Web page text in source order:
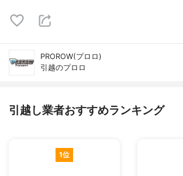
PROROW(プロロ)
引越のプロロ
引越し業者おすすめランキング
1位